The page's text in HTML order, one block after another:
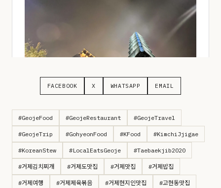
FACEBOOK X WHATSAPP EMAIL
#GeojeFood #GeojeRestaurant #GeojeTravel
#GeojeTrip #GohyeonFood #KFood #KimchiJjigae
#KoreanStew #LocalEatsGeoje #Taebaekjib2020
#거제김치찌개 #거제도맛집 #거제맛집 #거제밥집
#거제여행 #거제제육볶음 #거제현지인맛집 #고현동맛집